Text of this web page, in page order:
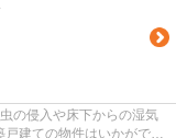
の侵入や床下からの湿気
建ての物件はいかがでし